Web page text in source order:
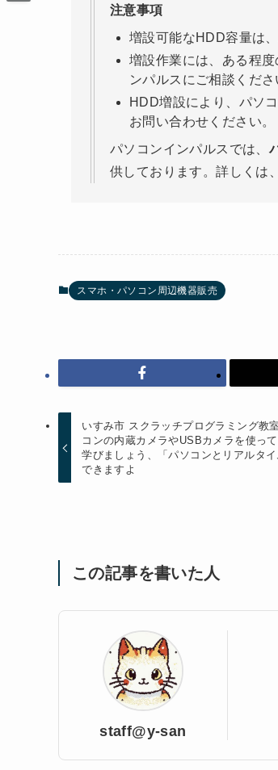
注意事項
増設可能なHDD容量は
増設作業には、ある程
ンパルスにご相談くださ
HDD増設により、パソ
お問い合わせください。
パソコンインパルスでは、
供しております。詳しくは
スマホ・パソコン周辺機器販売
いすみ市 スクラッチプログラミング教
コンの内蔵カメラやUSBカメラを使っ
学びましょう、「パソコンとリアルタ
できますよ
この記事を書いた人
staff@y-san